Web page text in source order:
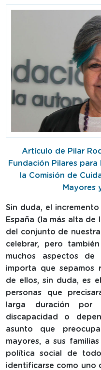
Artículo de Pilar
Fundación Pilares
la Comisión de
Mayores
Sin duda, el
España (la más alta de
del conjunto de
celebrar, pero
muchos aspectos
importa que sepamos
de ellos, sin duda, es
personas que
larga duración
discapacidad o
asunto que
mayores, a sus
política social de
identificarse como uno